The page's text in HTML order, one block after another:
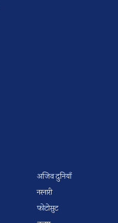
अजिव दुनियाँ
नरनारी
फोटोसुट